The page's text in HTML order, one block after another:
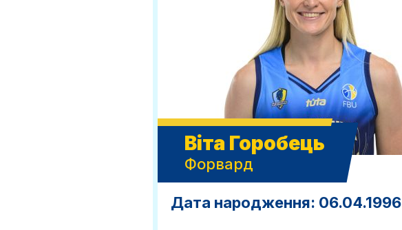
Віта Горобець
Форвард
Дата народження: 06.04.1996